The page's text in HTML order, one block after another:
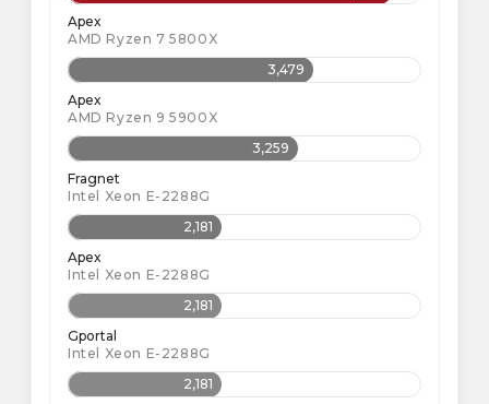
Apex
AMD Ryzen 7 5800X
3,479
Apex
AMD Ryzen 9 5900X
3,259
Fragnet
Intel Xeon E-2288G
2,181
Apex
Intel Xeon E-2288G
2,181
Gportal
Intel Xeon E-2288G
2,181